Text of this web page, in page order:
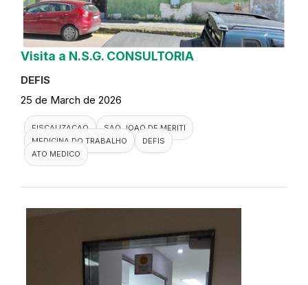
Visita a N.S.G. CONSULTORIA
DEFIS
25 de March de 2026
FISCALIZACAO
SAO JOAO DE MERITI
MEDICINA DO TRABALHO
DEFIS
ATO MEDICO